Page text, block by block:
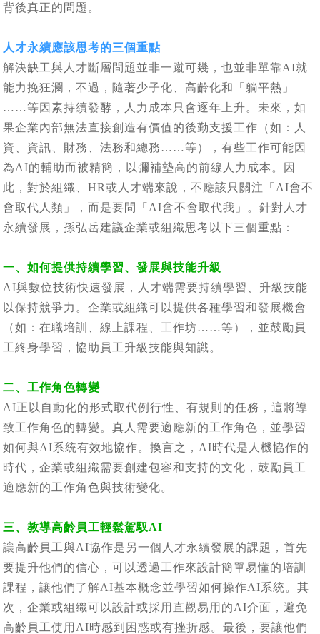
背後真正的問題。
人才永續應該思考的三個重點
解決缺工與人才斷層問題並非一蹴可幾，也並非單靠AI就
能力挽狂瀾，不過，隨著少子化、高齡化和「躺平熱」
……等因素持續發酵，人力成本只會逐年上升。未來，如
果企業內部無法直接創造有價值的後勤支援工作（如：人
資、資訊、財務、法務和總務……等），有些工作可能因
為AI的輔助而被精簡，以彌補墊高的前線人力成本。因
此，對於組織、HR或人才端來說，不應該只關注「AI會不
會取代人類」，而是要問「AI會不會取代我」。針對人才
永續發展，孫弘岳建議企業或組織思考以下三個重點：
一、如何提供持續學習、發展與技能升級
AI與數位技術快速發展，人才端需要持續學習、升級技能
以保持競爭力。企業或組織可以提供各種學習和發展機會
（如：在職培訓、線上課程、工作坊……等），並鼓勵員
工終身學習，協助員工升級技能與知識。
二、工作角色轉變
AI正以自動化的形式取代例行性、有規則的任務，這將導
致工作角色的轉變。真人需要適應新的工作角色，並學習
如何與AI系統有效地協作。換言之，AI時代是人機協作的
時代，企業或組織需要創建包容和支持的文化，鼓勵員工
適應新的工作角色與技術變化。
三、教導高齡員工輕鬆駕馭AI
讓高齡員工與AI協作是另一個人才永續發展的課題，首先
要提升他們的信心，可以透過工作來設計簡單易懂的培訓
課程，讓他們了解AI基本概念並學習如何操作AI系統。其
次，企業或組織可以設計或採用直觀易用的AI介面，避免
高齡員工使用AI時感到困惑或有挫折感。最後，要讓他們